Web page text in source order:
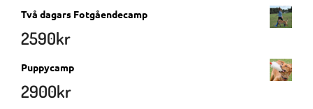
Två dagars Fotgåendecamp
2590kr
Puppycamp
2900kr